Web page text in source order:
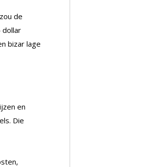
de
dollar
bizar lage
en
Die